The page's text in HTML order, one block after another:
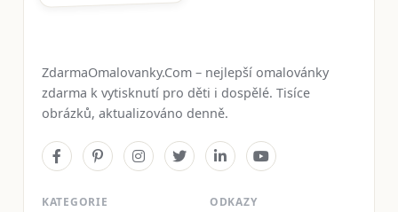
ZdarmaOmalovanky.Com – nejlepší omalovánky
zdarma k vytisknutí pro děti i dospělé. Tisíce
obrázků, aktualizováno denně.
KATEGORIE ODKAZY